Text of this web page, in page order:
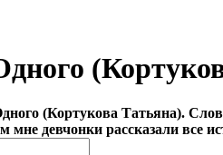
(Кортукова Татьяна).
мне девчонки рассказали все